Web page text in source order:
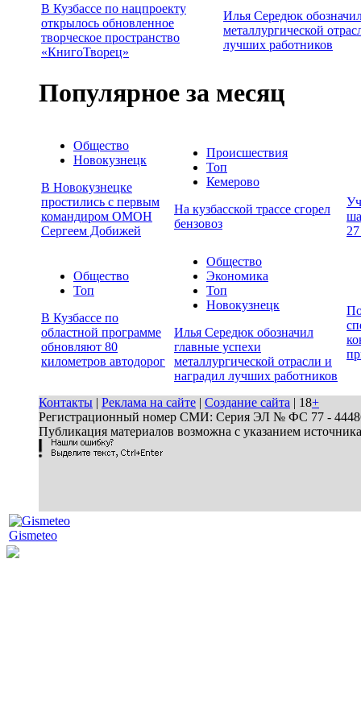
В Кузбассе по нацпроекту
открылось обновленное
творческое пространство
«КнигоТворец»
Илья Середюк
металлургической
лучших работников
Популярное за месяц
Общество
Новокузнецк
В Новокузнецке
простились с первым
командиром ОМОН
Сергеем Добижей
Происшествия
Топ
Кемерово
На кузбасской трассе сгорел
бензовоз
Общество
Топ
В Кузбассе по
областной программе
обновляют 80
километров автодорог
Общество
Экономика
Топ
Новокузнецк
Илья Середюк обозначил
главные успехи
металлургической отрасли и
наградил лучших работников
Контакты | Реклама на сайте | Создание сайта | 18+
Регистрационный номер СМИ: Серия ЭЛ № ФС 77 - 44486
Публикация материалов возможна с указанием
Gismeteo